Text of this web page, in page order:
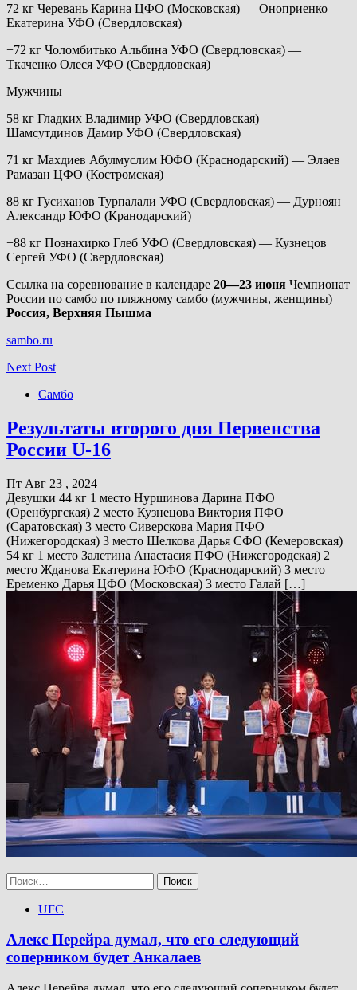
72 кг Черевань Карина ЦФО (Московская) — Оноприенко
Екатерина УФО (Свердловская)
+72 кг Чоломбитько Альбина УФО (Свердловская) —
Ткаченко Олеся УФО (Свердловская)
Мужчины
58 кг Гладких Владимир УФО (Свердловская) —
Шамсутдинов Дамир УФО (Свердловская)
71 кг Махдиев Абулмуслим ЮФО (Краснодарский) — Элаев
Рамазан ЦФО (Костромская)
88 кг Гусиханов Турпалали УФО (Свердловская) — Дурноян
Александр ЮФО (Кранодарский)
+88 кг Познахирко Глеб УФО (Свердловская) — Кузнецов
Сергей УФО (Свердловская)
Ссылка на соревнование в календаре 20—23 июня Чемпионат
России по самбо по пляжному самбо (мужчины, женщины)
Россия, Верхняя Пышма
sambo.ru
Next Post
Самбо
Результаты второго дня Первенства
России U-16
Пт Авг 23 , 2024
Девушки 44 кг 1 место Нуршинова Дарина ПФО
(Оренбургская) 2 место Кузнецова Виктория ПФО
(Саратовская) 3 место Сиверскова Мария ПФО
(Нижегородская) 3 место Шелкова Дарья СФО (Кемеровская)
54 кг 1 место Залетина Анастасия ПФО (Нижегородская) 2
место Жданова Екатерина ЮФО (Краснодарский) 3 место
Еременко Дарья ЦФО (Московская) 3 место Галай […]
Найти:
UFC
Алекс Перейра думал, что его следующий
соперником будет Анкалаев